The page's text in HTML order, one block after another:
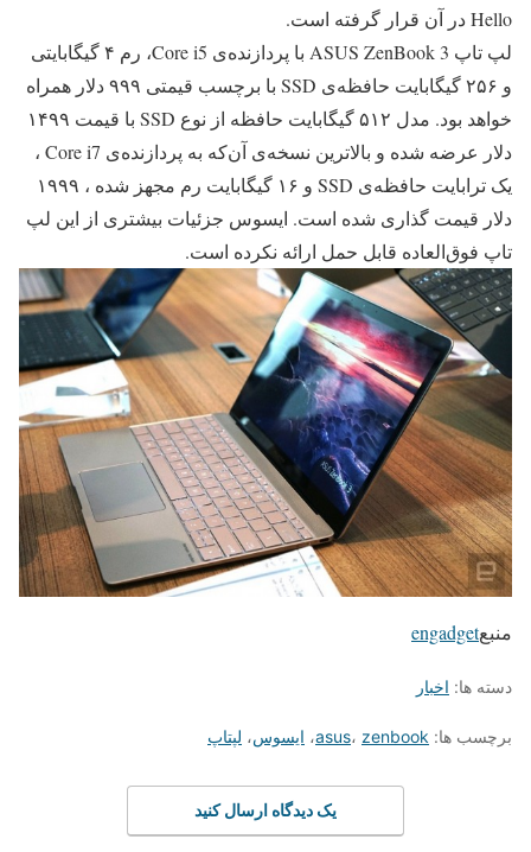
Hello در آن قرار گرفته است.
لپ تاپ ASUS ZenBook 3 با پردازنده‌ی Core i5، رم ۴ گیگابایتی
و ۲۵۶ گیگابایت حافظه‌ی SSD با برچسب قیمتی ۹۹۹ دلار همراه
خواهد بود. مدل ۵۱۲ گیگابایت حافظه‌ از نوع SSD با قیمت ۱۴۹۹
دلار عرضه شده و بالاترین نسخه‌ی آن‌که به پردازنده‌ی Core i7 ،
یک ترابایت حافظه‌ی SSD و ۱۶ گیگابایت رم مجهز شده ، ۱۹۹۹
دلار قیمت گذاری شده است. ایسوس جزئیات بیشتری از این لپ
تاپ فوق‌العاده قابل حمل ارائه نکرده است.
منبعengadget
دسته ها: اخبار
برچسب ها: asus، zenbook ، ایسوس، لپتاپ
یک دیدگاه ارسال کنید